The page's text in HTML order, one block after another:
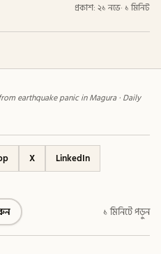
প্রকাশ: ২১ নভে· ১ মিনিট
earthquake panic in Magura · Daily
X
LinkedIn
১ মিনিটে পড়ুন